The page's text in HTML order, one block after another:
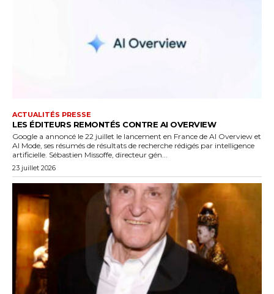
ACTUALITÉS PRESSE
LES ÉDITEURS REMONTÉS CONTRE AI OVERVIEW
Google a annoncé le 22 juillet le lancement en France de AI Overview et
AI Mode, ses résumés de résultats de recherche rédigés par intelligence
artificielle. Sébastien Missoffe, directeur gén...
23 juillet 2026